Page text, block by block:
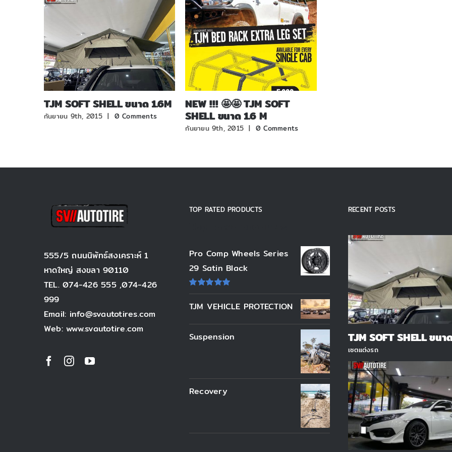
TJM SOFT SHELL ขนาด 1.6M
กันยายน 9th, 2015 | 0 Comments
NEW !!! 🤩🤩 TJM SOFT
SHELL ขนาด 1.6 M
กันยายน 9th, 2015 | 0 Comments
555/5 ถนนนิพัทธ์สงเคราะห์ 1
หาดใหญ่ สงขลา 90110
TEL. 074-426 555 ,074-426
999
Email: info@svautotires.com
Web: www.svautotire.com
TOP RATED PRODUCTS
Pro Comp Wheels Series
29 Satin Black
ให้
คะแนน
5.00
ตั้งแต่
TJM VEHICLE PROTECTION
Suspension
Recovery
RECENT POSTS
TJM SOFT SHELL ขนา
เซตแต่งรถ